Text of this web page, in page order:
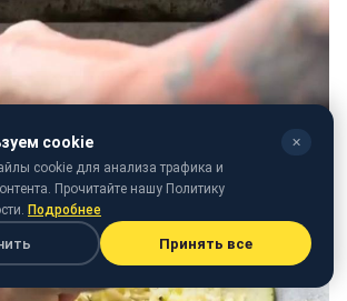
cookie ✕
cookie для анализа трафика и
Прочитайте нашу Политику
Подробнее
Принять все